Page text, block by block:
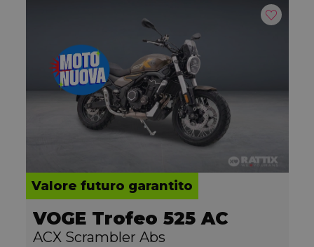
Valore futuro garantito
VOGE Trofeo 525 AC
ACX Scrambler Abs